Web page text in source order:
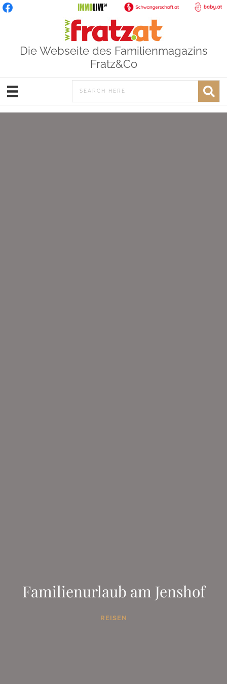
Die Webseite des Familienmagazins
Fratz&Co
Familienurlaub am Jenshof
REISEN